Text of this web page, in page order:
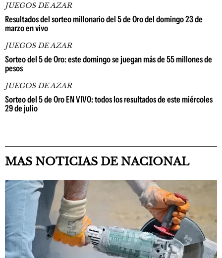
JUEGOS DE AZAR
Resultados del sorteo millonario del 5 de Oro del domingo 23 de
marzo en vivo
JUEGOS DE AZAR
Sorteo del 5 de Oro: este domingo se juegan más de 55 millones de
pesos
JUEGOS DE AZAR
Sorteo del 5 de Oro EN VIVO: todos los resultados de este miércoles
29 de julio
MAS NOTICIAS DE NACIONAL